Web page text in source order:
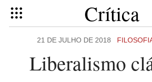
Crítica
21 DE JULHO DE 2018
Liberalismo